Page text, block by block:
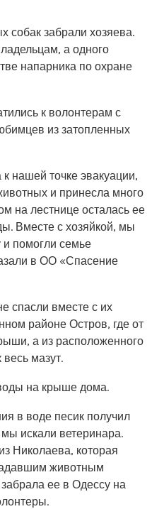
собак забрали хозяева.
а одного
напарника по охране
к волонтерам с
из затопленных
нашей точке эвакуации,
и принесла много
на лестнице осталась ее
Вместе с хозяйкой, мы
и помогли семье
в ОО «Спасение
спасли вместе с их
районе Остров, где от
а из расположенного
мазут.
на крыше дома.
в воде песик получил
искали ветеринара.
Николаева, которая
животным
ее в Одессу на